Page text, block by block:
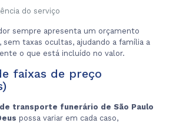
do serviço
sempre apresenta um orçamento
sem taxas ocultas, ajudando a família a
o que está incluído no valor.
faixas de preço
transporte funerário de São Paulo
possa variar em cada caso,